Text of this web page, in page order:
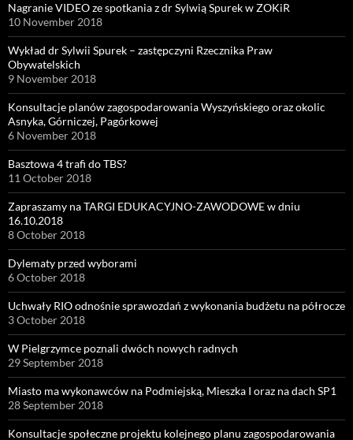
Nagranie VIDEO ze spotkania z dr Sylwią Spurek w ZOKiR
10 November 2018
Wykład dr Sylwii Spurek – zastępczyni Rzecznika Praw
Obywatelskich
9 November 2018
Konsultacje planów zagospodarowania Wyszyńskiego oraz okolic
Asnyka, Górniczej, Pagórkowej
6 November 2018
Basztowa 4 trafi do TBS?
11 October 2018
Zapraszamy na TARGI EDUKACYJNO-ZAWODOWE w dniu
16.10.2018
8 October 2018
Dylematy przed wyborami
6 October 2018
Uchwały RIO odnośnie sprawozdań z wykonania budżetu na półrocze
3 October 2018
W Pielgrzymce poznali dwóch nowych radnych
29 September 2018
Miasto ma wykonawców na Podmiejską, Mieszka I oraz na dach SP1
28 September 2018
Konsultacje społeczne projektu kolejnego planu zagospodarowania